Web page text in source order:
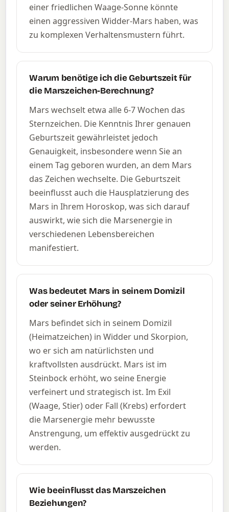
einer friedlichen Waage-Sonne könnte
einen aggressiven Widder-Mars haben, was
zu komplexen Verhaltensmustern führt.
Warum benötige ich die Geburtszeit für
die Marszeichen-Berechnung?
Mars wechselt etwa alle 6-7 Wochen das
Sternzeichen. Die Kenntnis Ihrer genauen
Geburtszeit gewährleistet jedoch
Genauigkeit, insbesondere wenn Sie an
einem Tag geboren wurden, an dem Mars
das Zeichen wechselte. Die Geburtszeit
beeinflusst auch die Hausplatzierung des
Mars in Ihrem Horoskop, was sich darauf
auswirkt, wie sich die Marsenergie in
verschiedenen Lebensbereichen
manifestiert.
Was bedeutet Mars in seinem Domizil
oder seiner Erhöhung?
Mars befindet sich in seinem Domizil
(Heimatzeichen) in Widder und Skorpion,
wo er sich am natürlichsten und
kraftvollsten ausdrückt. Mars ist im
Steinbock erhöht, wo seine Energie
verfeinert und strategisch ist. Im Exil
(Waage, Stier) oder Fall (Krebs) erfordert
die Marsenergie mehr bewusste
Anstrengung, um effektiv ausgedrückt zu
werden.
Wie beeinflusst das Marszeichen
Beziehungen?